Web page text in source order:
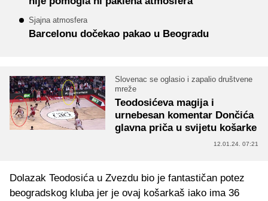
Sjajna atmosfera
Barcelonu dočekao pakao u Beogradu
Slovenac se oglasio i zapalio društvene
mreže
Teodosićeva magija i
urnebesan komentar Dončića
glavna priča u svijetu košarke
12.01.24. 07:21
Dolazak Teodosića u Zvezdu bio je fantastičan potez
beogradskog kluba jer je ovaj košarkaš iako ima 36